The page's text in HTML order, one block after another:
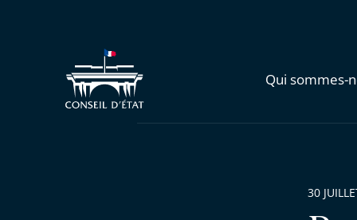
Qui sommes-
30